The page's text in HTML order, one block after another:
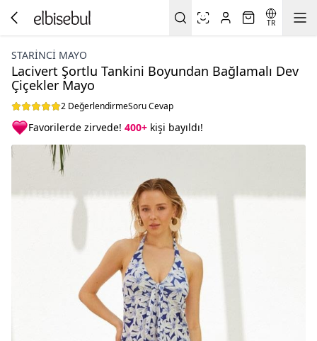
TR
STARINCI MAYO
Lacivert Şortlu Tankini Boyundan Bağlamalı Dev
Çiçekler Mayo
2 DeğerlendirmeSoru Cevap
Favorilerde zirvede! 400+ kişi bayıldı!